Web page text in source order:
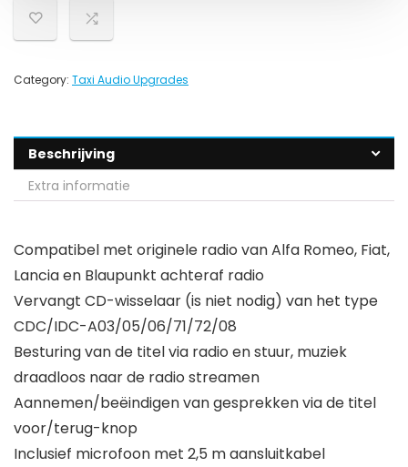
Category: Taxi Audio Upgrades
Beschrijving
Extra informatie
Compatibel met originele radio van Alfa Romeo, Fiat,
Lancia en Blaupunkt achteraf radio
Vervangt CD-wisselaar (is niet nodig) van het type
CDC/IDC-A03/05/06/71/72/08
Besturing van de titel via radio en stuur, muziek
draadloos naar de radio streamen
Aannemen/beëindigen van gesprekken via de titel
voor/terug-knop
Inclusief microfoon met 2,5 m aansluitkabel